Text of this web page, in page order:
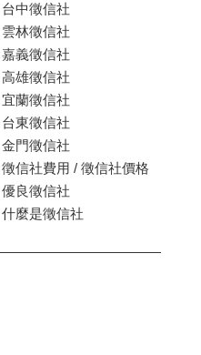
台中徵信社
雲林徵信社
嘉義徵信社
高雄徵信社
宜蘭徵信社
台東徵信社
金門徵信社
徵信社費用 / 徵信社價格
優良徵信社
什麼是徵信社